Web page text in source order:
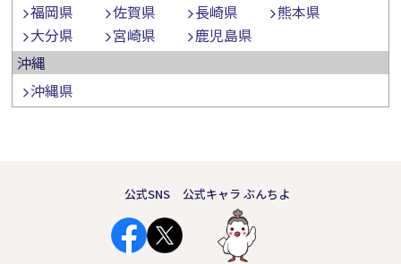
福岡県
佐賀県 長崎県
熊本県
大分県
宮崎県
鹿児島県
沖縄
沖縄県
公式SNS 公式キャラ ぶんちよ